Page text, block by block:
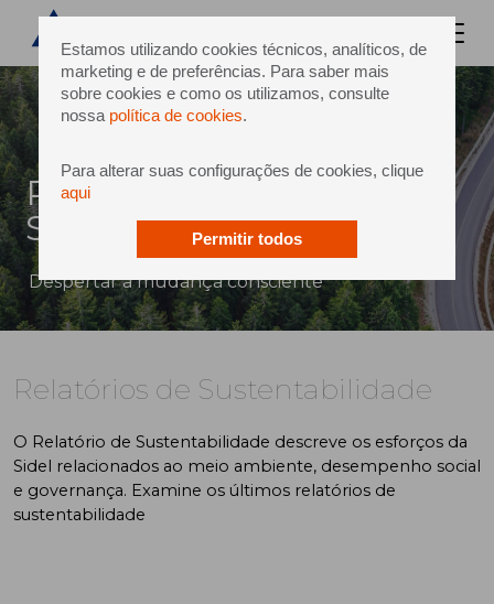
Estamos utilizando cookies técnicos, analíticos, de
marketing e de preferências. Para saber mais
sobre cookies e como os utilizamos, consulte
nossa política de cookies.
Para alterar suas configurações de cookies, clique
aqui
Permitir todos
Relatórios de
Sustentabilidade
Despertar a mudança consciente
Relatórios de Sustentabilidade
O Relatório de Sustentabilidade descreve os esforços da
Sidel relacionados ao meio ambiente, desempenho social
e governança. Examine os últimos relatórios de
sustentabilidade